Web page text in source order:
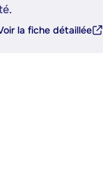
la fiche détaillée